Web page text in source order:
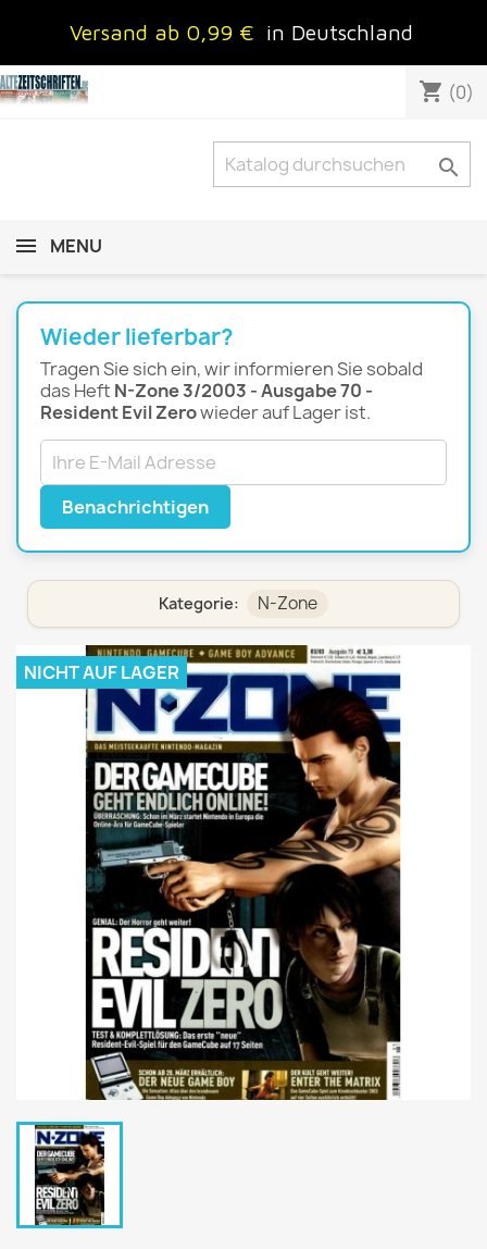
Versand ab 0,99 € in Deutschland
shopping_cart (0)

MENU
Wieder lieferbar?
Tragen Sie sich ein, wir informieren Sie sobald
das Heft N-Zone 3/2003 - Ausgabe 70 -
Resident Evil Zerowieder auf Lager ist.
Benachrichtigen
Kategorie: N-Zone
NICHT AUF LAGER